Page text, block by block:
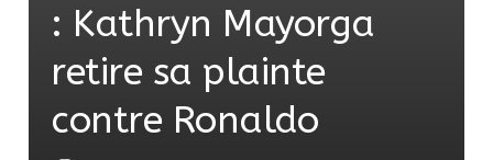
: Kathryn Mayorga
retire sa plainte
contre Ronaldo